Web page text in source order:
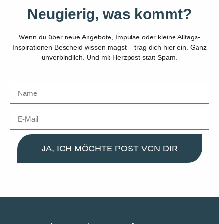
Neugierig, was kommt?
Wenn du über neue Angebote, Impulse oder kleine Alltags-
Inspirationen Bescheid wissen magst – trag dich hier ein. Ganz
unverbindlich. Und mit Herzpost statt Spam.
JA, ICH MÖCHTE POST VON DIR